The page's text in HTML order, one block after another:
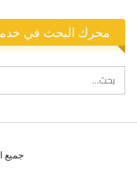
محرك البحث في
جميع